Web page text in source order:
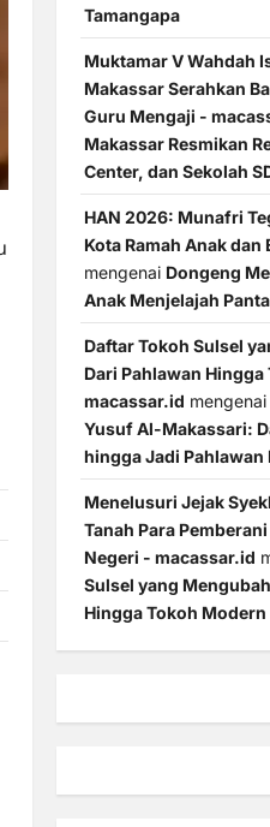
Tamangapa
Muktamar V Wahdah
Makassar Serahkan
Guru Mengaji -
Makassar Resmikan
Center, dan Sekolah
HAN 2026: Munafri
Kota Ramah Anak
mengenai Dongeng
Anak Menjelajah
Daftar Tokoh Sulsel
Dari Pahlawan
macassar.id mengenai
Yusuf Al-Makassari:
hingga Jadi Pahlawan
Menelusuri Jejak
Tanah Para
Negeri - macassar.id
Sulsel yang
Hingga Tokoh Modern